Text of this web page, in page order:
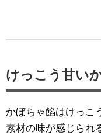
けっこう甘い
かぼちゃ餡はけっこ
素材の味が感じられ